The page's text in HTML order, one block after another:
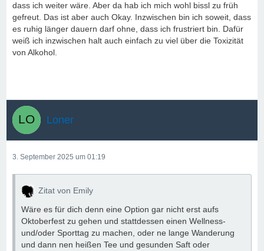
dass ich weiter wäre. Aber da hab ich mich wohl bissl zu früh
gefreut. Das ist aber auch Okay. Inzwischen bin ich soweit, dass
es ruhig länger dauern darf ohne, dass ich frustriert bin. Dafür
weiß ich inzwischen halt auch einfach zu viel über die Toxizität
von Alkohol.
Loner
3. September 2025 um 01:19
Zitat von Emily
Wäre es für dich denn eine Option gar nicht erst aufs
Oktoberfest zu gehen und stattdessen einen Wellness-
und/oder Sporttag zu machen, oder ne lange Wanderung
und dann nen heißen Tee und gesunden Saft oder